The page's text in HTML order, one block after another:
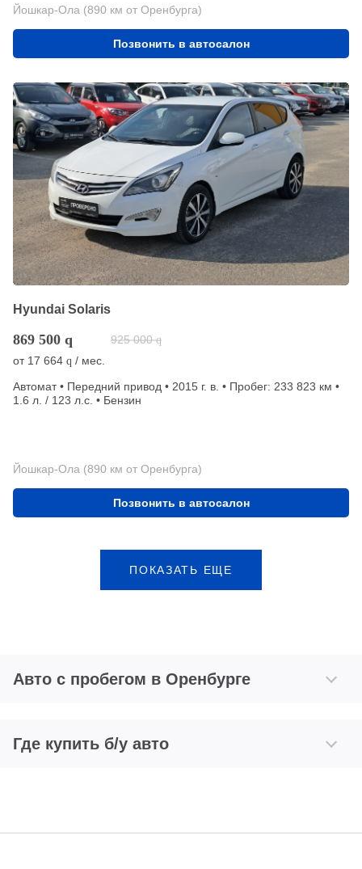
Йошкар-Ола (890 км от Оренбурга)
Позвонить в автосалон
Hyundai Solaris
869 500 q 925 000 q
от 17 664 q / мес.
Автомат • Передний привод • 2015 г. в. • Пробег: 233 823 км •
1.6 л. / 123 л.с. • Бензин
Йошкар-Ола (890 км от Оренбурга)
Позвонить в автосалон
ПОКАЗАТЬ ЕЩЕ
Авто с пробегом в Оренбурге
Где купить б/у авто